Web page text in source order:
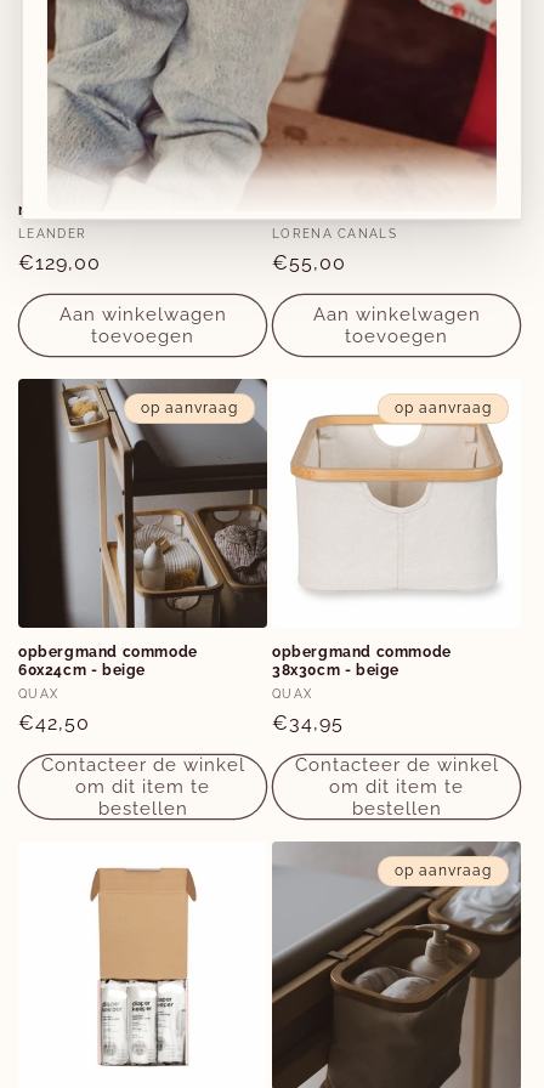
matty verzorgingsmat - clay
Verkoper:
LEANDER
Normale
prijs
€129,00
Aan winkelwagen
toevoegen
Verkoper:
LORENA CANALS
Normale
prijs
€55,00
Aan winkelwagen
toevoegen
op aanvraag
opbergmand commode
60x24cm - beige
Verkoper:
QUAX
Normale
prijs
€42,50
Contacteer de winkel
om dit item te
bestellen
op aanvraag
opbergmand commode
38x30cm - beige
Verkoper:
QUAX
Normale
prijs
€34,95
Contacteer de winkel
om dit item te
bestellen
op aanvraag
Nieuwe collecties!
Nieuwe herfst-winter collecties in ons clubje &
nu ookonline
FacebookInstagram